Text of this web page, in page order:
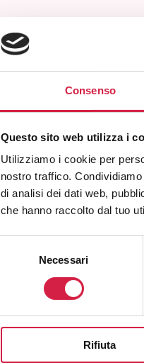
Consenso
Questo sito web utilizza i
Utilizziamo i cookie per
nostro traffico.
di analisi dei dati web,
che hanno raccolto dal tuo
Necessari
Rifiuta
Hai avuto
inviarci un